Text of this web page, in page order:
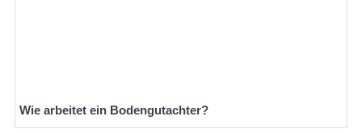
Wie arbeitet ein Bodengutachter?